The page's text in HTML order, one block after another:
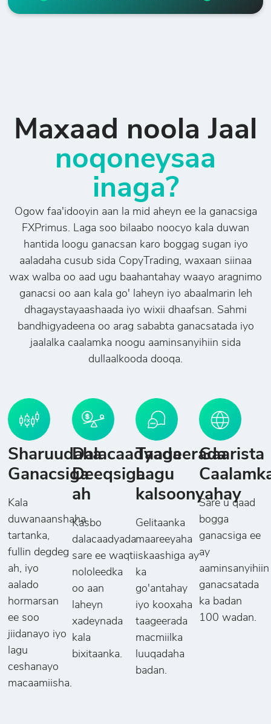
Maxaad noola Jaal
noqoneysaa
inaga?
Ogow faa'idooyin aan la mid aheyn ee la ganacsiga
FXPrimus. Laga soo bilaabo noocyo kala duwan
hantida loogu ganacsan karo boggag sugan iyo
aaladaha cusub sida CopyTrading, waxaan siinaa
wax walba oo aad ugu baahantahay waayo aragnimo
ganacsi oo aan kala go' laheyn iyo abaalmarin leh
dhagaystayaashaada iyo wixii dhaafsan. Sahmi
bandhigyadeena oo arag sababta ganacsatada iyo
jaalalka caalamka noogu aaminsanyihiin sida
dullaalkooda dooqa.
Sharuudaha
Ganacsiga
Kala
duwanaanshaha
tartanka,
fullin degdeg
ah, iyo
aalado
hormarsan
ee soo
jiidanayo iyo
lagu
ceshanayo
macaamiisha.
Dalacaadyada
Deeqsiga
ah
Kasbo
dalacaadyada
sare ee waqti
nololeedka
oo aan
laheyn
xadeynada
kala
bixitaanka.
Taageerada
Lagu
kalsoonyahay
Gelitaanka
maareeyaha
iskaashiga ay
ka
go'antahay
iyo kooxaha
taageerada
macmiilka
luuqadaha
badan.
Gaarista
Sare u qaad
bogga
ganacsiga ee
ay
aaminsanyihiin
ganacsatada
ka badan
100 wadan.